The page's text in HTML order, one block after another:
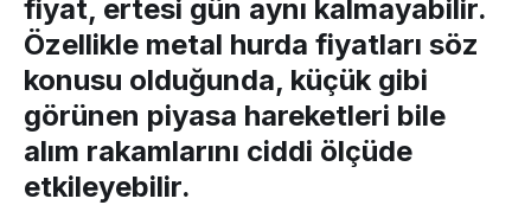
fiyat, ertesi gün aynı kalmayabilir.
Özellikle metal hurda fiyatları söz
konusu olduğunda, küçük gibi
görünen piyasa hareketleri bile
alım rakamlarını ciddi ölçüde
etkileyebilir.